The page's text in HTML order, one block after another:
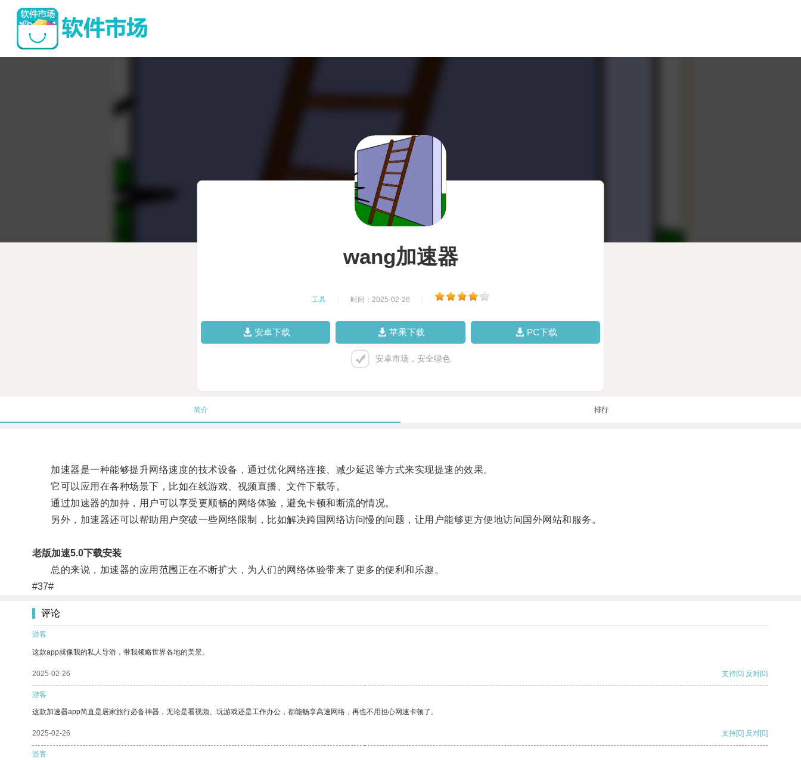
wang加速器
工具 时间：2025-02-26
安卓下载 苹果下载 PC下载
安卓市场，安全绿色
简介 排行
加速器是一种能够提升网络速度的技术设备，通过优化网络连接、减少延迟等方式来实现提速的效果。
它可以应用在各种场景下，比如在线游戏、视频直播、文件下载等。
通过加速器的加持，用户可以享受更顺畅的网络体验，避免卡顿和断流的情况。
另外，加速器还可以帮助用户突破一些网络限制，比如解决跨国网络访问慢的问题，让用户能够更方便地访问国外网站和服务。
老版加速5.0下载安装
总的来说，加速器的应用范围正在不断扩大，为人们的网络体验带来了更多的便利和乐趣。
#37#
评论
游客
这款app就像我的私人导游，带我领略世界各地的美景。
2025-02-26 支持[0] 反对[0]
游客
这款加速器app简直是居家旅行必备神器，无论是看视频、玩游戏还是工作办公，都能畅享高速网络，再也不用担心网速卡顿了。
2025-02-26 支持[0] 反对[0]
游客